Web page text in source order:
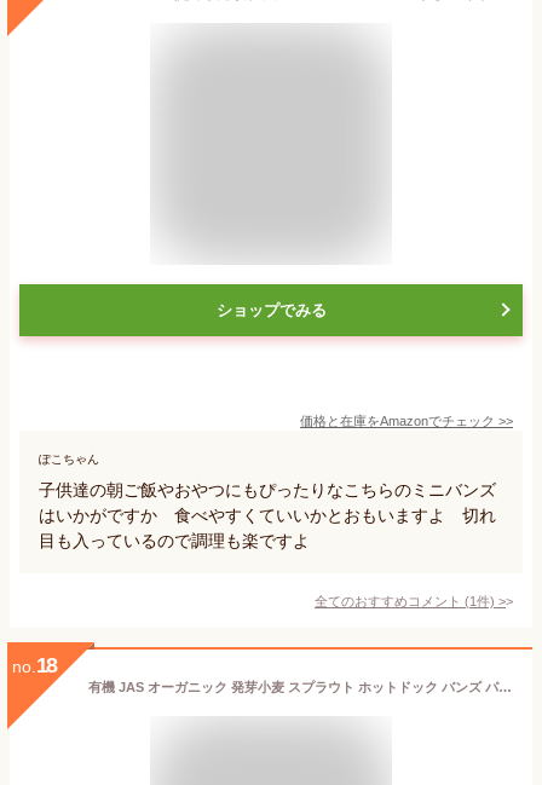
ショップでみる
価格と在庫をAmazonでチェック >>
ぽこちゃん
子供達の朝ご飯やおやつにもぴったりなこちらのミニバンズ
はいかがですか 食べやすくていいかとおもいますよ 切れ
目も入っているので調理も楽ですよ
全てのおすすめコメント (1件) >
no. 18
有機 JAS オーガニック 発芽小麦 スプラウト ホットドック バンズ パン 乳製品不使用 6本 冷凍 パン 雑穀 ベジタリアン 非遺伝子組換え 保存料不使用